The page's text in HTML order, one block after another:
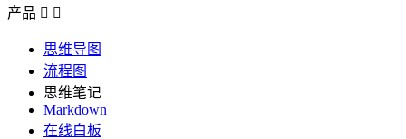
产品  
思维导图
流程图
思维笔记
Markdown
在线白板